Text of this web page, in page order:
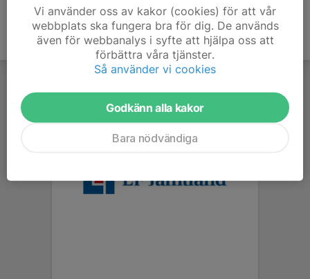
Vi använder oss av kakor (cookies) för att vår
webbplats ska fungera bra för dig. De används
även för webbanalys i syfte att hjälpa oss att
förbättra våra tjänster.
Så använder vi cookies
Godkänn alla kakor
Bara nödvändiga